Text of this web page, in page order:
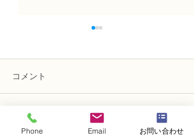
NFD講師研究科コース
コメント
コメントを追加…
Phone Email お問い合わせ